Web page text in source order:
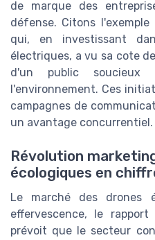
de marque des
défense. Citons
qui, en investissant
électriques, a vu sa cote
d'un public
l'environnement. Ces
campagnes de
un avantage concurrentiel.
Révolution
écologiques en
Le marché des drones
effervescence, le
prévoit que le secteur